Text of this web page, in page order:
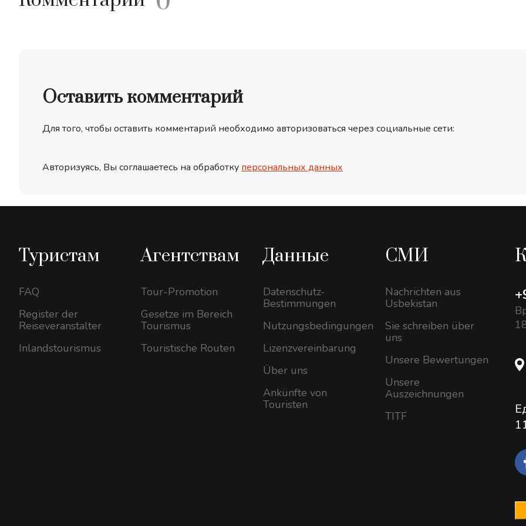
Оставить комментарий
Для того, чтобы оставить комментарий необходимо авторизоваться через социальные сети:
Авторизуясь, Вы соглашаетесь на обработку персональных данных
Туристам
FAQ
Register der
Reiseveranstalter
Inlandstourismus
Агентствам
Tour-Promotion
Gesetze im Bereich
Tourismus
Touristische Routen
Данные
Datenschutz-
Bestimmungen
Nutzungsbedingungen
Lizenzvereinbarung
Über uns
Ankünfte von
Touristen
СМИ
Nachrichten aus
Usbekistan
Sie schreiben über
uns
Unsere Bewertungen
Unsere
Auszeichnungen
TITF